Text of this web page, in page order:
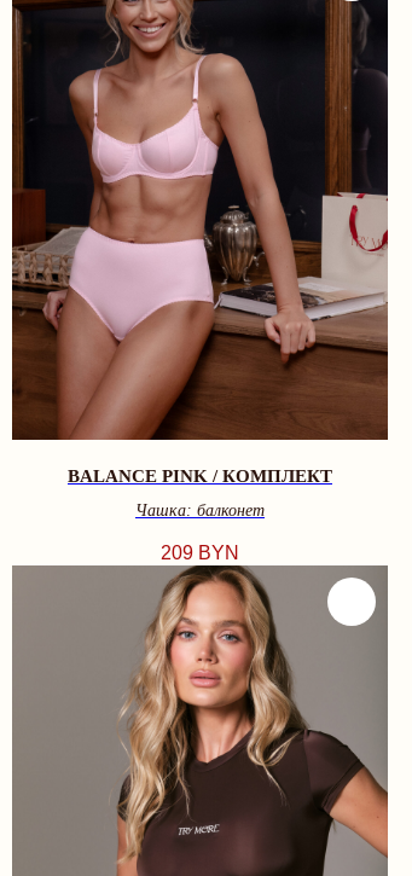
BALANCE PINK / КОМПЛЕКТ
Чашка: балконет
209 BYN